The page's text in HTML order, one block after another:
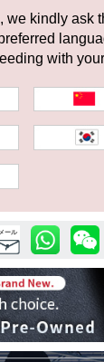
態から探す
アン
商品を絞り
索はこちら
用ガイド
we kindly ask
with
メール